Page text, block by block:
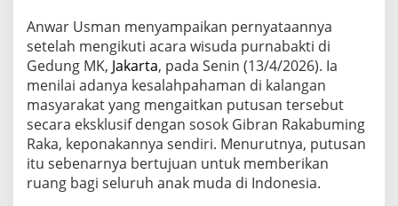
l
a
s
a
n
T
e
r
k
a
i
Anwar Usman menyampaikan pernyataannya
setelah mengikuti acara wisuda purnabakti di
Gedung MK, Jakarta, pada Senin (13/4/2026). Ia
menilai adanya kesalahpahaman di kalangan
masyarakat yang mengaitkan putusan tersebut
secara eksklusif dengan sosok Gibran Rakabuming
Raka, keponakannya sendiri. Menurutnya, putusan
itu sebenarnya bertujuan untuk memberikan
ruang bagi seluruh anak muda di Indonesia.